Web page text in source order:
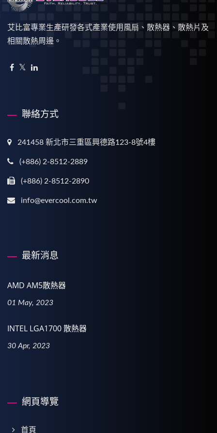
艾比富專業生產研發各式產業使用風扇、散熱器、散熱片及
相關散熱周邊。
聯絡方式
241458 新北市三重區興德路123-8號4樓
(+886) 2-8512-2889
(+886) 2-8512-2890
info@evercool.com.tw
最新消息
AMD AM5散熱器
01 May, 2023
INTEL LGA1700 散熱器
30 Apr, 2023
網頁導覽
首頁